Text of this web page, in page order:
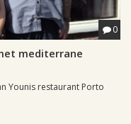
0
mediterrane
Younis restaurant Porto